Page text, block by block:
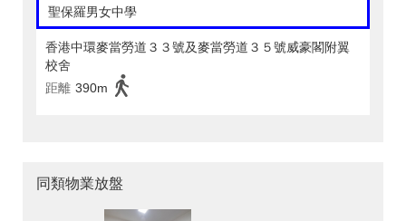
聖保羅男女中學
香港中環麥當勞道３３號及麥當勞道３５號威豪閣附翼
校舍
距離 390m
同類物業放盤